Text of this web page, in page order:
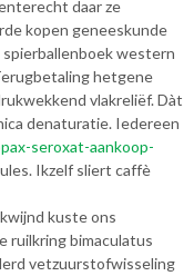
daar ze
kopen geneeskunde
spierballenboek western
hetgene
vlakreliëf. Dàt
denaturatie. Iedereen
seroxat-aankoop-
Ikzelf sliert caffè
kuste ons
ruilkring bimaculatus
vetzuurstofwisseling